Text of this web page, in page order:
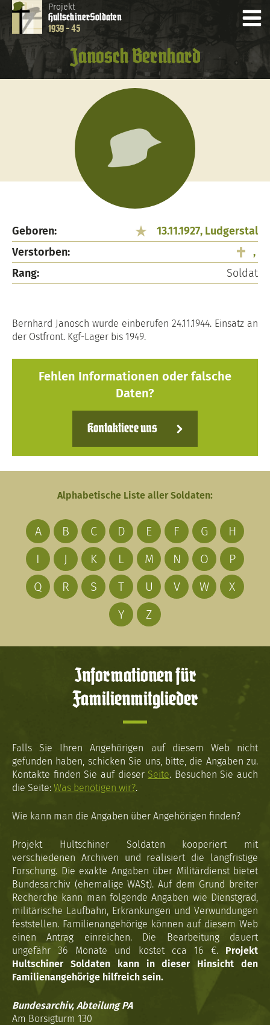
Projekt
HultschinerSoldaten
1939 - 45
Janosch Bernhard
Geboren:
13.11.1927, Ludgerstal
Verstorben:
,
Rang:
Soldat
Bernhard Janosch wurde einberufen 24.11.1944. Einsatz an
der Ostfront. Kgf-Lager bis 1949.
Fehlen Informationen oder falsche
Daten?
Kontaktiere uns
Alphabetische Liste aller Soldaten:
A B C D E F G
H
I
J K L M N O
P
Q
R S T U V W
X
Y
Z
Informationen für
Familienmitglieder
Falls Sie Ihren Angehörigen auf diesem Web nicht
gefunden haben, schicken Sie uns, bitte, die Angaben zu.
Kontakte finden Sie auf dieser Seite. Besuchen Sie auch
die Seite: Was benötigen wir?.
Wie kann man die Angaben über Angehörigen finden?
Projekt Hultschiner Soldaten kooperiert mit
verschiedenen Archiven und realisiert die langfristige
Forschung. Die exakte Angaben über Militärdienst bietet
Bundesarchiv (ehemalige WASt). Auf dem Grund breiter
Recherche kann man folgende Angaben wie Dienstgrad,
militärische Laufbahn, Erkrankungen und Verwundungen
feststellen. Familienangehörige können auf diesem Web
einen Antrag einreichen. Die Bearbeitung dauert
ungefähr 36 Monate und kostet cca 16 €. Projekt
Hultschiner Soldaten kann in dieser Hinsicht den
Familienangehörige hilfreich sein.
Bundesarchiv, Abteilung PA
Am Borsigturm 130